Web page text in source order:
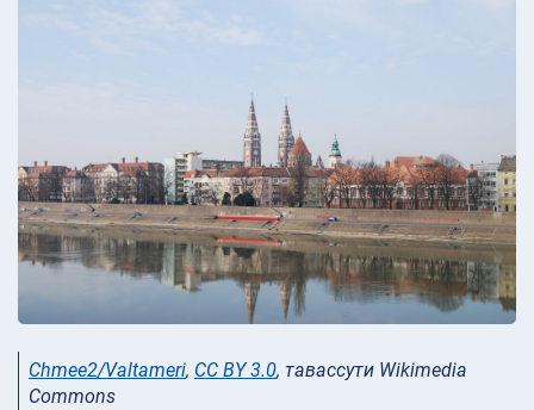
Chmee2/Valtameri, CC BY 3.0, тавассути Wikimedia
Commons